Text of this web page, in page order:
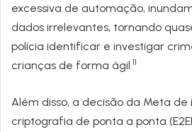
excessiva de automação,
dados irrelevantes, tornando
polícia identificar e investigar
crianças de forma ágil. 11
Além disso, a decisão da Meta
criptografia de ponta a ponta